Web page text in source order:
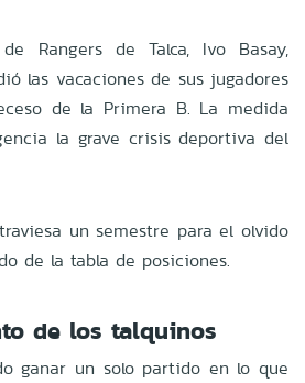
Rangers de Talca, Ivo Basay,
las vacaciones de sus jugadores
de la Primera B. La medida
la grave crisis deportiva del
un semestre para el olvido
de la tabla de posiciones.
de los talquinos
ganar un solo partido en lo que